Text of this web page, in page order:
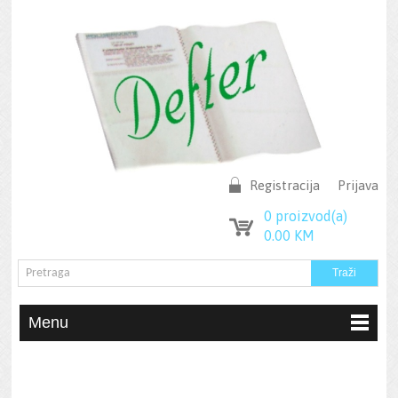
Prijava
Registracija
0 proizvod(a)
0.00 KM
Menu